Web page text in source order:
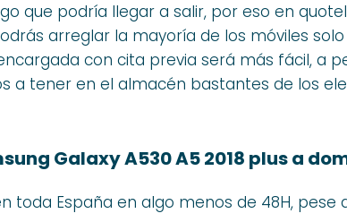
que podría llegar a salir, por eso en
arreglar la mayoría de los móviles solo
con cita previa será más fácil, a
a tener en el almacén bastantes de los
Galaxy A530 A5 2018 plus a
toda España en algo menos de 48H, pese